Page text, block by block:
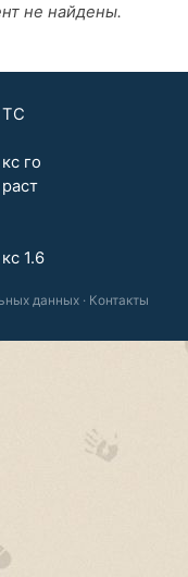
не найдены.
ТС
го
1.6
данных · Контакты